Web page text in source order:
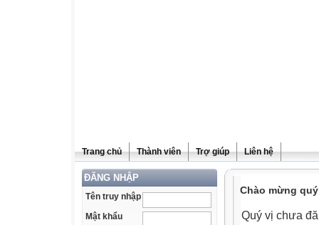
Trang chủ Thành viên Trợ giúp Liên hệ
ĐĂNG NHẬP
Tên truy nhập
Mật khẩu
Chào mừng
Quý vị chưa